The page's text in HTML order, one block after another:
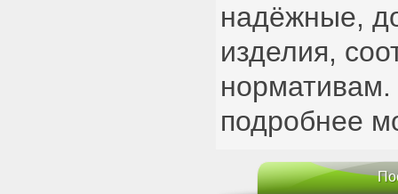
надёжные,
изделия,
подробнее